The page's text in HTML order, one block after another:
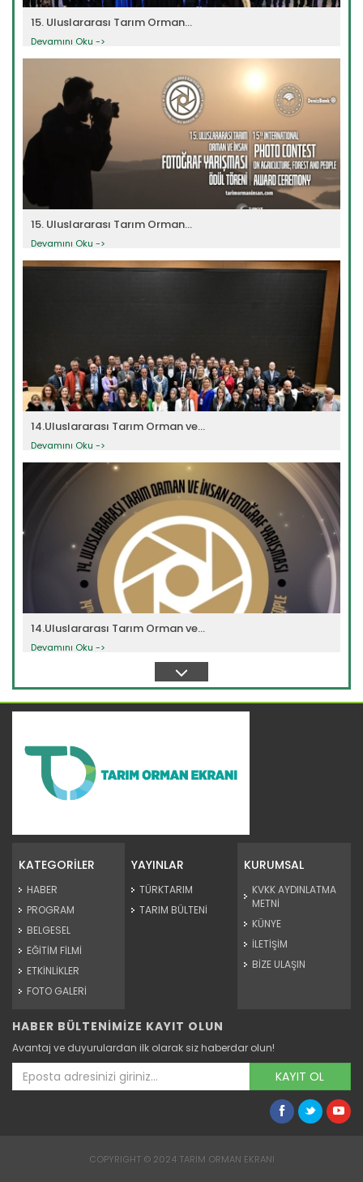
15. Uluslararası Tarım Orman...
Devamını Oku ->
15. Uluslararası Tarım Orman...
Devamını Oku ->
14.Uluslararası Tarım Orman ve...
Devamını Oku ->
14.Uluslararası Tarım Orman ve...
Devamını Oku ->
bireysel ve...
13. Tarım Orman ve İnsan...
Devamını Oku ->
KATEGORİLER
HABER
PROGRAM
BELGESEL
EĞİTİM FİLMİ
ETKİNLİKLER
FOTO GALERİ
YAYINLAR
TÜRKTARIM
TARIM BÜLTENİ
KURUMSAL
KVKK AYDINLATMA
METNİ
KÜNYE
İLETİŞİM
BİZE ULAŞIN
HABER BÜLTENİMİZE KAYIT OLUN
Avantaj ve duyurulardan ilk olarak siz haberdar olun!
KAYIT OL
COPYRIGHT © 2024 TARIM ORMAN EKRANI